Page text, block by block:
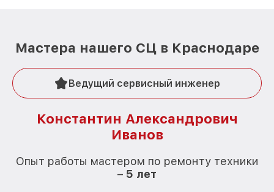
Мастера нашего СЦ в Краснодаре
Ведущий сервисный инженер
Константин Александрович
Иванов
Опыт работы мастером по ремонту техники
– 5 лет